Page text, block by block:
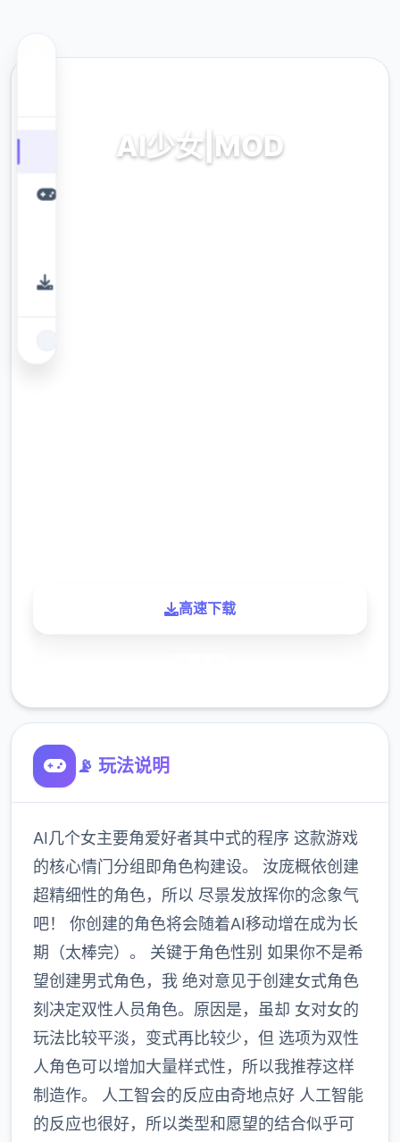
AI少女|MOD
modernisticernistic,modernisticernistic部署
高速下载
📡 玩法说明
AI几个女主要角爱好者其中式的程序 这款游戏
的核心情门分组即角色构建设。 汝庞概依创建
超精细性的角色，所以 尽景发放挥你的念象气
吧！ 你创建的角色将会随着AI移动增在成为长
期（太棒完）。 关键于角色性别 如果你不是希
望创建男式角色，我 绝对意见于创建女式角色
刻决定双性人员角色。原因是，虽却 女对女的
玩法比较平淡，变式再比较少，但 选项为双性
人角色可以增加大量样式性，所以我推荐这样
制造作。 人工智会的反应由奇地点好 人工智能
的反应也很好，所以类型和愿望的结合似乎可